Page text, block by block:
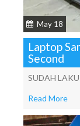
May 18
Laptop
Second
SUDAH LAKU
Read More